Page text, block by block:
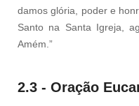
damos glória, poder e
Santo na Santa Igreja,
Amém.”
2.3 - Oração